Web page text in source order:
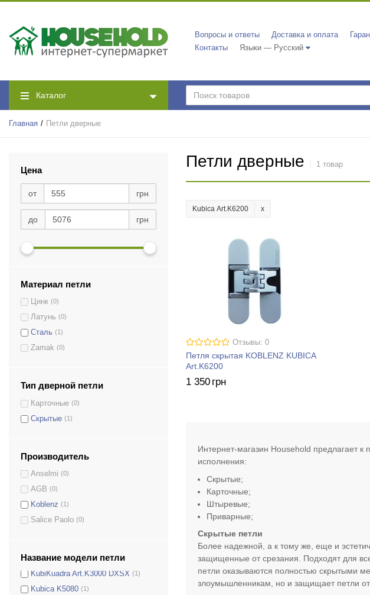
Вопросы и ответы Доставка и оплата
Контакты
Языки — Русский
Каталог
Главная Петли дверные
Цена
от грн
до грн
Материал петли
Цинк (0)
Латунь (0)
Сталь (1)
Zamak (0)
Тип дверной петли
Карточные (0)
Скрытые (1)
Производитель
Anselmi (0)
AGB (0)
Koblenz (1)
Salice Paolo (0)
Название модели петли
AN 140 3D
AN 172 3D
Eclipse 2.0 (1)
Eclipse 2.1 (1)
Eclipse 3.0 (1)
Kubica Art.K2700 DXSX (1)
KubiKuadra Art.K3000 DXSX (1)
Kubica K5080 (1)
Петли дверные 1 товар
Kubica Art.K6200
Отзывы: 0
Петля скрытая KOBLENZ KUBICA
Art.K6200
1 350 грн
Интернет-магазин Household предлагает
исполнения:
Скрытые;
Карточные;
Штыревые;
Приварные;
Скрытые петли
Более надежной, а к тому же, еще и
защищенные от срезания. Подходят для
петли оказываются полностью скрытыми
злоумышленникам, но и защищает петли от